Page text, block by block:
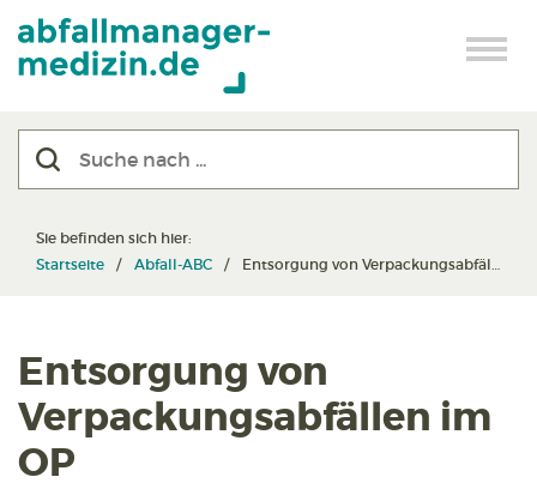
Sie befinden sich hier:
Startseite
Abfall-ABC Entsorgung von Verpackungsabfällen im OP
Entsorgung von
Verpackungsabfällen im
OP